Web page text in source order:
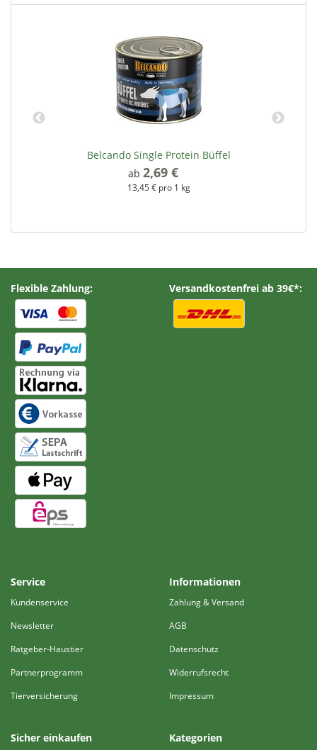
Belcando Single Protein Büffel
ab 2,69 €
13,45 € pro 1 kg
Flexible Zahlung: Versandkostenfrei ab 39€*:
Service
Kundenservice
Newsletter
Ratgeber-Haustier
Partnerprogramm
Tierversicherung
Informationen
Zahlung & Versand
AGB
Datenschutz
Widerrufsrecht
Impressum
Sicher einkaufen Kategorien